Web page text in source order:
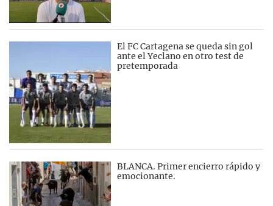
El FC Cartagena se queda sin gol
ante el Yeclano en otro test de
pretemporada
BLANCA. Primer encierro rápido y
emocionante.